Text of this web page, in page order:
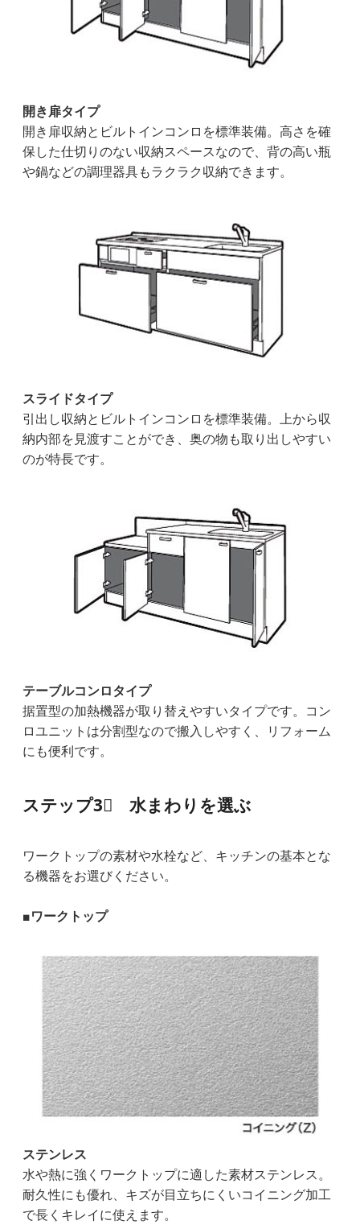
開き扉タイプ
開き扉収納とビルトインコンロを標準装備。高さを確
保した仕切りのない収納スペースなので、背の高い瓶
や鍋などの調理器具もラクラク収納できます。
スライドタイプ
引出し収納とビルトインコンロを標準装備。上から収
納内部を見渡すことができ、奥の物も取り出しやすい
のが特長です。
テーブルコンロタイプ
据置型の加熱機器が取り替えやすいタイプです。コン
ロユニットは分割型なので搬入しやすく、リフォーム
にも便利です。
ステップ3⃣ 水まわりを選ぶ
ワークトップの素材や水栓など、キッチンの基本とな
る機器をお選びください。
■ワークトップ
ステンレス
水や熱に強くワークトップに適した素材ステンレス。
耐久性にも優れ、キズが目立ちにくいコイニング加工
で長くキレイに使えます。